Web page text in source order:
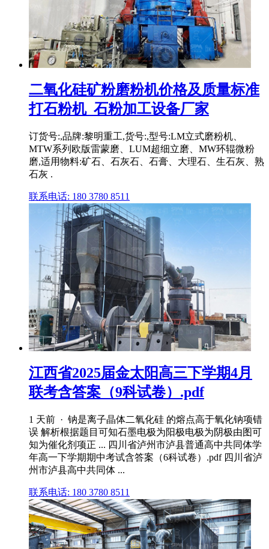
二氧化硅矿粉磨粉机价格及质量标准
打石粉机_石粉加工设备厂家
订货号:,品牌:黎明重工,货号:,型号:LM立式磨粉机、
MTW系列欧版雷蒙磨、LUM超细立磨、MW环辊微粉
磨,适用物料:矿石、石灰石、石膏、大理石、生石灰、熟
石灰 .
联系电话: 180 3780 8511
江西省2025届金太阳高三下学期4月
联考含答案（9科试卷）.pdf
1 天前 · 钠是离子晶体二氧化硅 的熔点高于氧化钠项错
误 解析根据题目可知石墨电极为阳极电极为阴极由图可
知为催化剂项正 ... 四川省泸州市泸县普通高中共同体学
年高一下学期期中考试含答案（6科试卷）.pdf 四川省泸
州市泸县高中共同体 ...
联系电话: 180 3780 8511